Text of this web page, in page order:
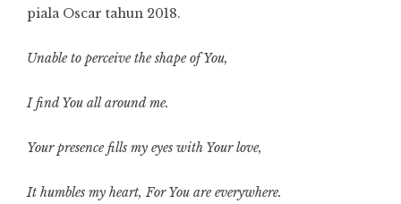
piala Oscar tahun 2018.
Unable to perceive the shape of You,
I find You all around me.
Your presence fills my eyes with Your love,
It humbles my heart, For You are everywhere.